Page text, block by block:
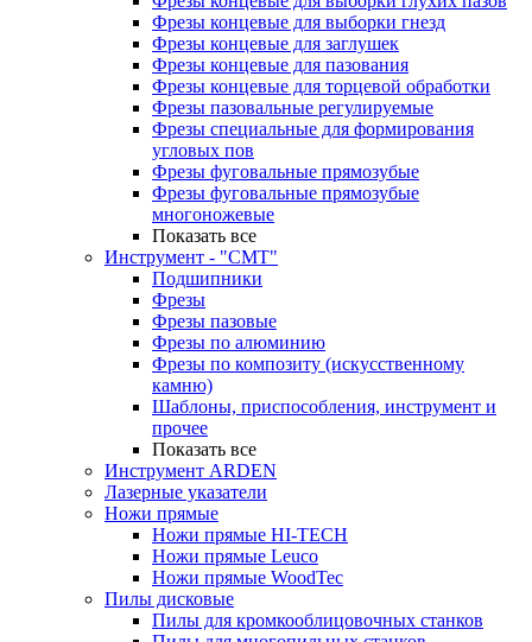
Фрезы концевые для выборки гнезд
Фрезы концевые для заглушек
Фрезы концевые для пазования
Фрезы концевые для торцевой обработки
Фрезы пазовальные регулируемые
Фрезы специальные для формирования
угловых пов
Фрезы фуговальные прямозубые
Фрезы фуговальные прямозубые
многоножевые
Показать все
Инструмент - "СМТ"
Подшипники
Фрезы
Фрезы пазовые
Фрезы по алюминию
Фрезы по композиту (искусственному
камню)
Шаблоны, приспособления, инструмент и
прочее
Показать все
Инструмент ARDEN
Лазерные указатели
Ножи прямые
Ножи прямые HI-TECH
Ножи прямые Leuco
Ножи прямые WoodTec
Пилы дисковые
Пилы для кромкооблицовочных станков